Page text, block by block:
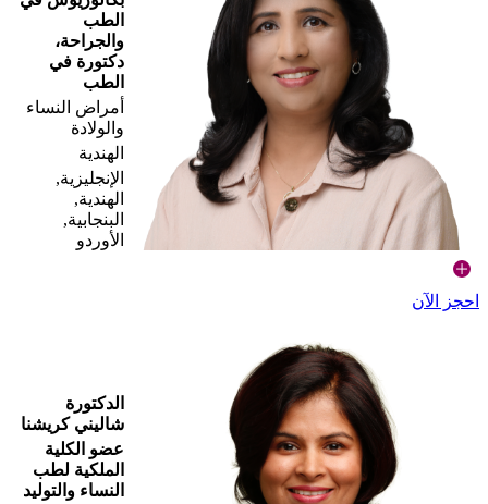
الطب
والجراحة،
دكتورة في
الطب
أمراض النساء
والولادة
الهندية
الإنجليزية,
الهندية,
البنجابية,
الأوردو
احجز الآن
الدكتورة
شاليني كريشنا
عضو الكلية
الملكية لطب
النساء والتوليد